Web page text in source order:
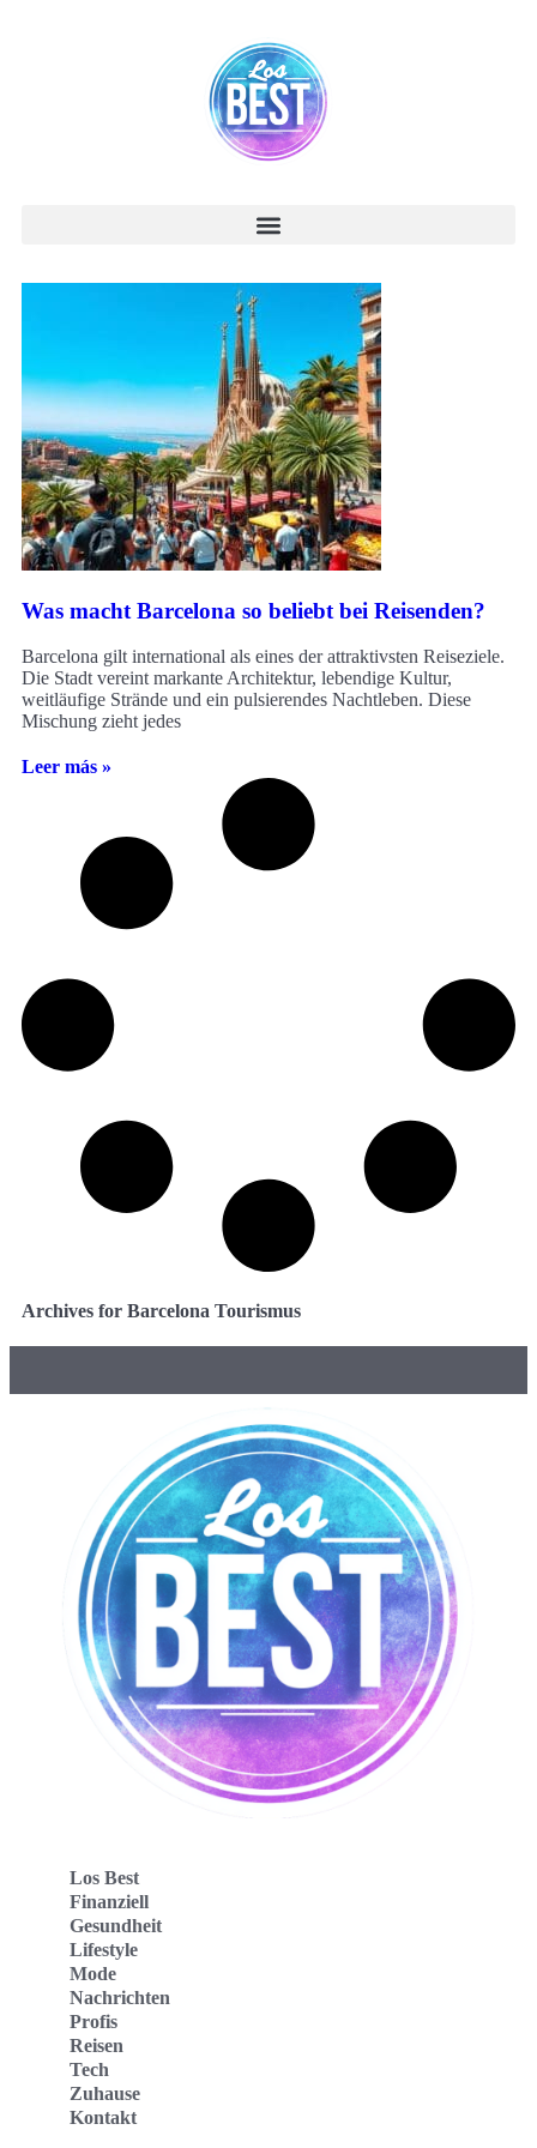
Was macht Barcelona so beliebt bei Reisenden?
Barcelona gilt international als eines der attraktivsten Reiseziele.
Die Stadt vereint markante Architektur, lebendige Kultur,
weitläufige Strände und ein pulsierendes Nachtleben. Diese
Mischung zieht jedes
Leer más »
Archives for Barcelona Tourismus
Los Best
Finanziell
Gesundheit
Lifestyle
Mode
Nachrichten
Profis
Reisen
Tech
Zuhause
Kontakt